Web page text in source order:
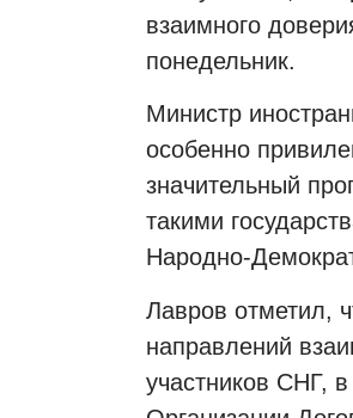
взаимного
понедельник.
Министр
особенно
значительный
такими
Народно-
Лавров отметил,
направлений
участников СНГ,